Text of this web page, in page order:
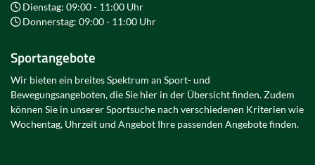
Dienstag: 09:00 - 11:00 Uhr
Donnerstag: 09:00 - 11:00 Uhr
Sportangebote
Wir bieten ein breites Spektrum an Sport- und
Bewegungsangeboten, die Sie hier in der Übersicht finden. Zudem
können Sie in unserer Sportsuche nach verschiedenen Kriterien wie
Wochentag, Uhrzeit und Angebot Ihre passenden Angebote finden.